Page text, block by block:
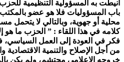
أنيطت به المسؤولية التنظيمية
باب المسؤوليات فلا هو عضو
محلية أو جهوية، وبالتالي لا يتحمل
كلامه في هذا اللقاء : ” الحزب ما هو
فكر في العودة إلى العمل
من أجل الإصلاح والتنمية الاقتصادية
خروجه الاعلامي محتشم، ولم يكن